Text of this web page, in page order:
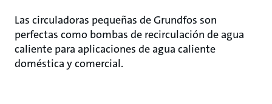
Las circuladoras pequeñas de Grundfos son
perfectas como bombas de recirculación de agua
caliente para aplicaciones de agua caliente
doméstica y comercial.